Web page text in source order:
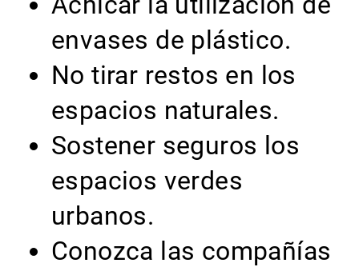
envases de plástico.
No tirar restos en los
espacios naturales.
Sostener seguros los
espacios verdes
urbanos.
Conozca las compañías